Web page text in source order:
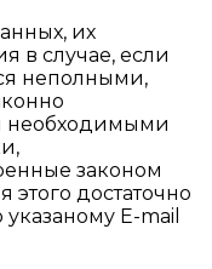
их
в случае, если
неполными,
необходимыми
законом
достаточно
E-mail